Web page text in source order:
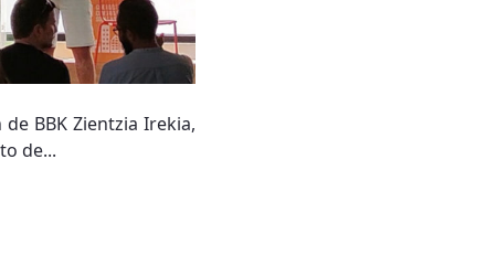
BBK Zientzia Irekia,
de...